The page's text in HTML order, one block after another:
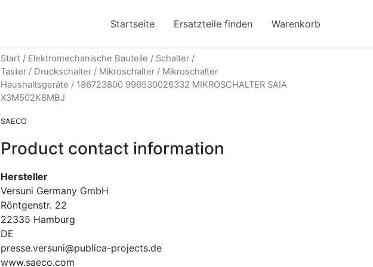
Startseite Ersatzteile finden Warenkorb
Start / Elektromechanische Bauteile / Schalter /
Taster / Druckschalter / Mikroschalter / Mikroschalter
Haushaltsgeräte / 186723800 996530026332 MIKROSCHALTER SAIA
X3M502K8MBJ
SAECO
Product contact information
Hersteller
Versuni Germany GmbH
Röntgenstr. 22
22335 Hamburg
DE
presse.versuni@publica-projects.de
www.saeco.com